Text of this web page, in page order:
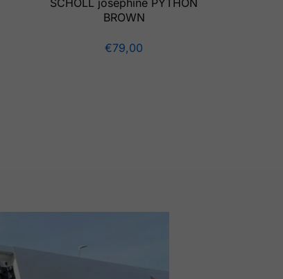
SCHOLL josephine PYTHON
BROWN
€79,00